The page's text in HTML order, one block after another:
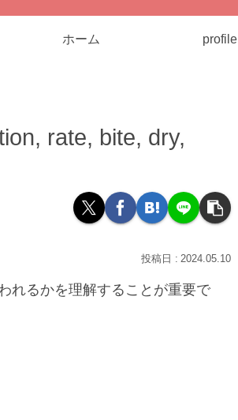
ホーム profile
rate, bite, dry,
2024.05.10
れるかを理解することが重要で